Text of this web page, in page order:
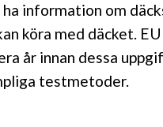
information om
köra med däcket.
år innan dessa
testmetoder.